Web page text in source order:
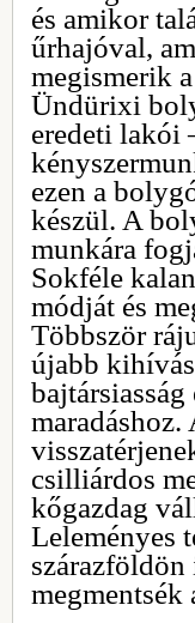
és amikor
űrhajóval,
megismerik
Ündürixi
eredeti lakói
ezen a
készül. A
munkára
Sokféle
módját és
Többször
újabb
bajtársiasság
csilliárdos
kőgazdag
Leleményes
megmentsék